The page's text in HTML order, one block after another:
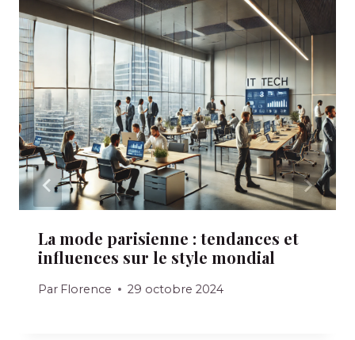
La mode parisienne : tendances et
influences sur le style mondial
Par Florence 29 octobre 2024